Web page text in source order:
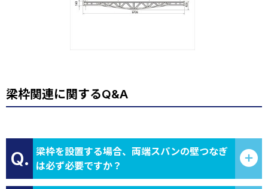
梁枠関連に関するQ&A
Q.
梁枠を設置する場合、両端スパンの壁つなぎ
は必ず必要ですか？